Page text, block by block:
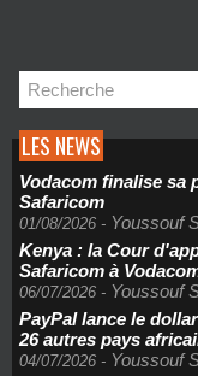
LES NEWS
Vodacom finalise sa
Safaricom
01/08/2026 - Youssouf
Kenya : la Cour
Safaricom à
06/07/2026 - Youssouf
PayPal lance le
26 autres pays
04/07/2026 - Youssouf